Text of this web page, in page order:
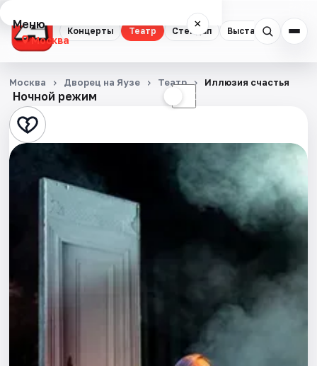
Концерты Театр Стендап Выставки
Меню ×
Москва
Концерты
Театр
Стендап
Выставки
Квесты
Экскурсии
События
Ночной режим ☾
Москва Дворец на Яузе Театр Иллюзия счастья